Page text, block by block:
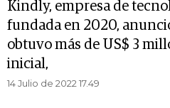
Kindly, empresa de
fundada en 2020,
obtuvo más de US$ 3
inicial,
14 Julio de 2022 17.49